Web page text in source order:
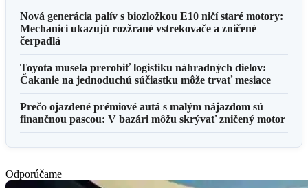
Nová generácia palív s biozložkou E10 ničí staré motory:
Mechanici ukazujú rozžrané vstrekovače a zničené
čerpadlá
Toyota musela prerobiť logistiku náhradných dielov:
Čakanie na jednoduchú súčiastku môže trvať mesiace
Prečo ojazdené prémiové autá s malým nájazdom sú
finančnou pascou: V bazári môžu skrývať zničený motor
Odporúčame